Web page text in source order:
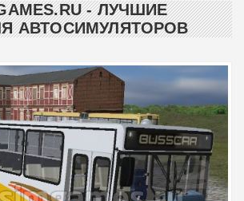
- ЛУЧШИЕ
АВТОСИМУЛЯТОРОВ